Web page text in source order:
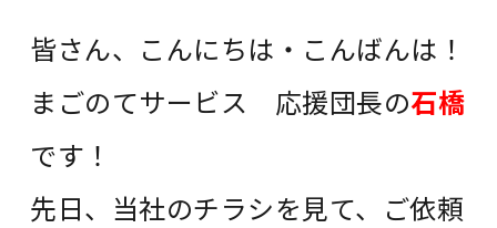
皆さん、こんにちは・こんばんは！
まごのてサービス 応援団長の石橋
です！
先日、当社のチラシを見て、ご依頼